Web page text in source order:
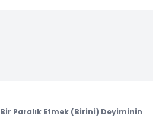
Bir Paralık Etmek (Birini) Deyiminin